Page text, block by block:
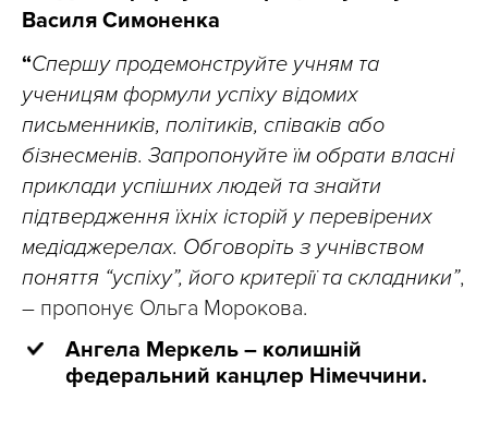
Василя Симоненка
“Спершу продемонструйте учням та
ученицям формули успіху відомих
письменників, політиків, співаків або
бізнесменів. Запропонуйте їм обрати власні
приклади успішних людей та знайти
підтвердження їхніх історій у перевірених
медіаджерелах. Обговоріть з учнівством
поняття “успіху”, його критерії та складники”,
– пропонує Ольга Морокова.
Ангела Меркель – колишній
федеральний канцлер Німеччини.